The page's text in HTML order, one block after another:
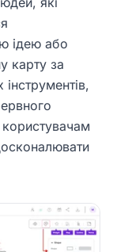
ідею або
карту за